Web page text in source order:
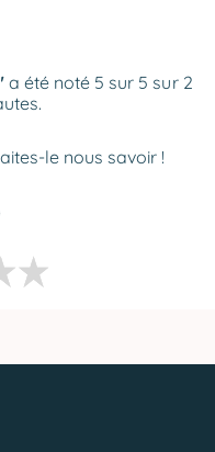
a été noté 5 sur 5 sur 2
le nous savoir !